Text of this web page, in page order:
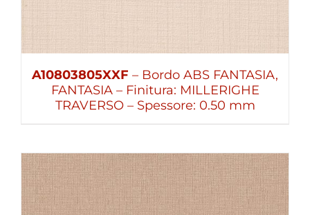
A10803805XXF – Bordo ABS FANTASIA,
FANTASIA – Finitura: MILLERIGHE
TRAVERSO – Spessore: 0.50 mm